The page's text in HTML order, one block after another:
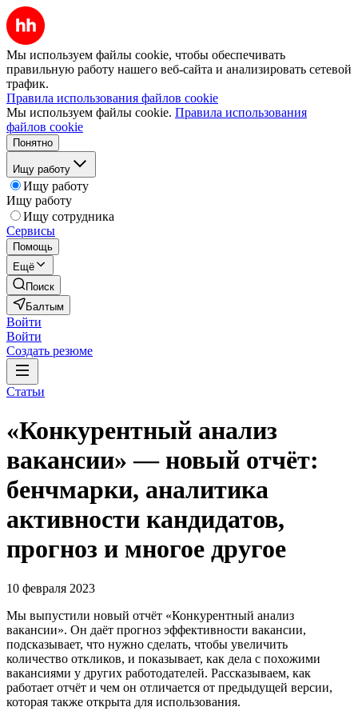
Мы используем файлы cookie, чтобы обеспечивать
правильную работу нашего веб-сайта и анализировать сетевой
трафик.
Правила использования файлов cookie
Мы используем файлы cookie. Правила использования
файлов cookie
Понятно
Ищу работу
Ищу работу
Ищу работу
Ищу сотрудника
Сервисы
Помощь
Ещё
Поиск
Балтым
Войти
Войти
Создать резюме
Статьи
«Конкурентный анализ
вакансии» — новый отчёт:
бенчмарки, аналитика
активности кандидатов,
прогноз и многое другое
10 февраля 2023
Мы выпустили новый отчёт «Конкурентный анализ
вакансии». Он даёт прогноз эффективности вакансии,
подсказывает, что нужно сделать, чтобы увеличить
количество откликов, и показывает, как дела с похожими
вакансиями у других работодателей. Рассказываем, как
работает отчёт и чем он отличается от предыдущей версии,
которая также открыта для использования.